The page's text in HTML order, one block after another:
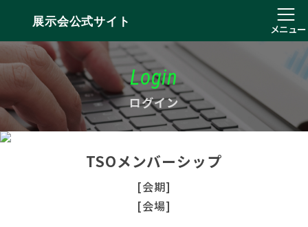
展示会公式サイト
メニュー
Login
ログイン
TSOメンバーシップ
[会期]
[会場]